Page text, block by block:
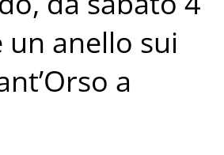
anello sui
a